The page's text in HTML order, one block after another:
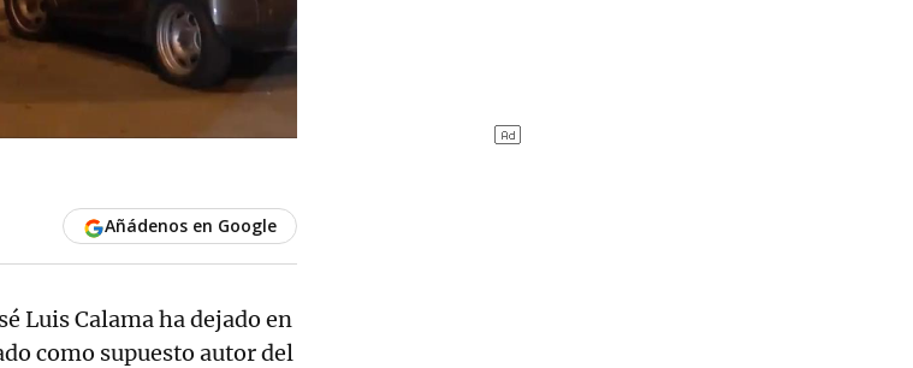
Añádenos en Google
Luis Calama ha dejado en
como supuesto autor del